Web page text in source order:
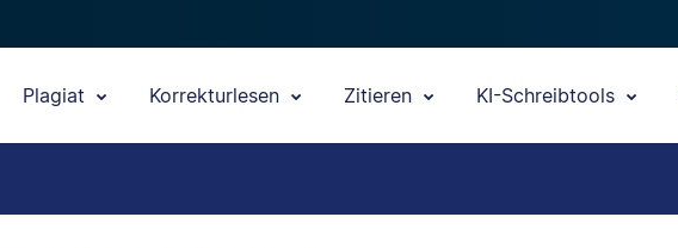
Plagiat Korrekturlesen Zitieren KI-Schreibtools